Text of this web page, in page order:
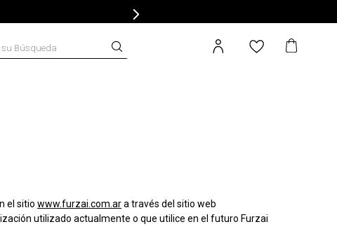
el sitio www.furzai.com.ara través del sitio web
utilizado actualmente o que utilice en el futuro Furzai